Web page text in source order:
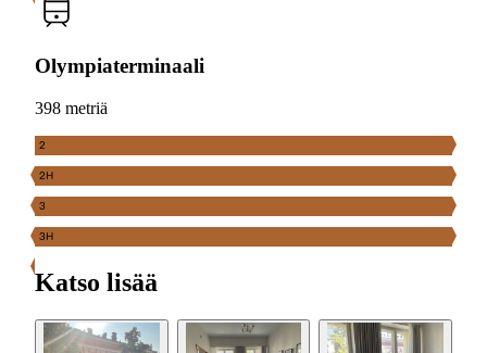
Olympiaterminaali
398 metriä
2
2H
3
3H
Katso lisää